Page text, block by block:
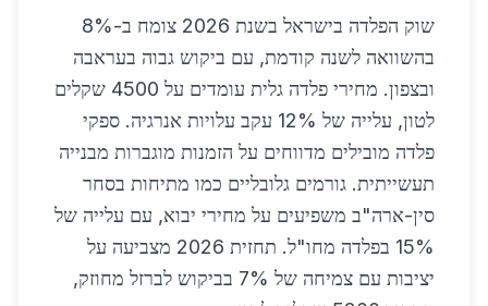
שוק הפלדה בישראל בשנת 2026 צומח ב-8%
בהשוואה לשנה קודמת, עם ביקוש גבוה בעראבה
ובצפון. מחירי פלדה גלית עומדים על 4500 שקלים
לטון, עלייה של 12% עקב עלויות אנרגיה. ספקי
פלדה מובילים מדווחים על הזמנות מוגברות מבנייה
תעשייתית. גורמים גלובליים כמו מתיחות בסחר
סין-ארה"ב משפיעים על מחירי יבוא, עם עלייה של
15% בפלדה מחו"ל. תחזית 2026 מצביעה על
יציבות עם צמיחה של 7% בביקוש לברזל מחוזק,